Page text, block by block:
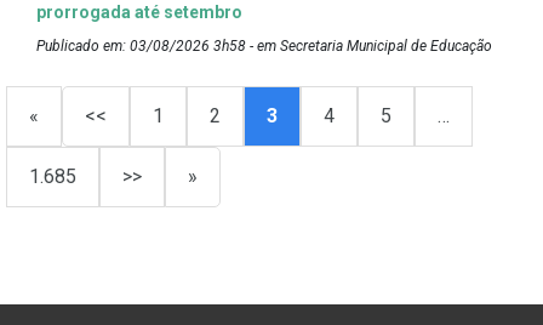
prorrogada até setembro
Publicado em: 03/08/2026 3h58 - em Secretaria Municipal de Educação
« << 1 2 3 4 5 …
1.685 >> »